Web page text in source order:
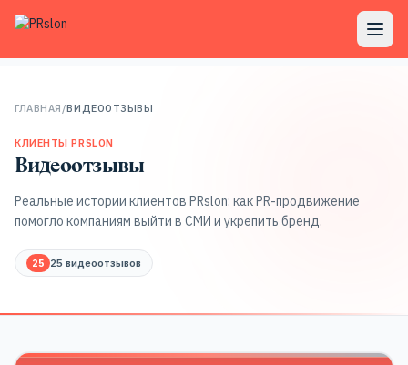
ГЛАВНАЯ /ВИДЕООТЗЫВЫ
КЛИЕНТЫ PRSLON
Видеоотзывы
Реальные истории клиентов PRslon: как PR-продвижение
помогло компаниям выйти в СМИ и укрепить бренд.
25 25 видеоотзывов